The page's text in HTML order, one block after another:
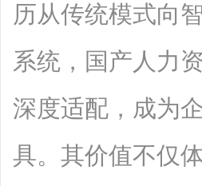
历从传统模式向
系统，国产人力
深度适配，成为
具。其价值不仅